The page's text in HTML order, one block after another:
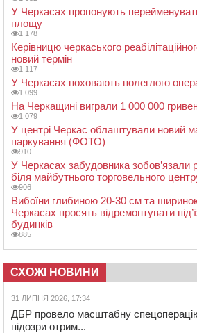
У Черкасах пропонують
площу
1 178
Керівницю черкаського
новий термін
1 117
У Черкасах поховають полеглого
1 099
На Черкащині виграли 1 000 000
1 079
У центрі Черкас облаштували новий
паркування (ФОТО)
910
У Черкасах забудовника зобов’язали
біля майбутнього торговельного
906
Вибоїни глибиною 20-30 см та
Черкасах просять відремонтувати
будинків
885
СХОЖІ НОВИНИ
31 ЛИПНЯ 2026, 17:34
ДБР провело масштабну
підозри отрим...